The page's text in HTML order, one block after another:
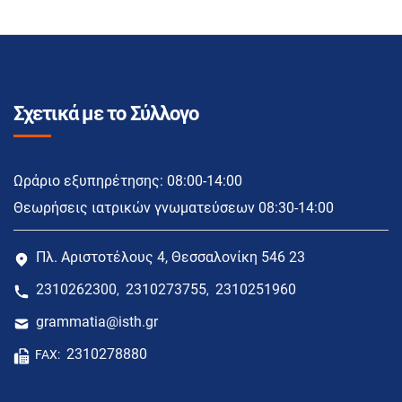
Σχετικά με το Σύλλογο
Ωράριο εξυπηρέτησης: 08:00-14:00
Θεωρήσεις ιατρικών γνωματεύσεων 08:30-14:00
Πλ. Αριστοτέλους 4, Θεσσαλονίκη 546 23
2310262300, 2310273755, 2310251960
grammatia@isth.gr
FAX: 2310278880